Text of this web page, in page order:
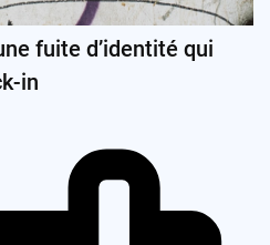
fuite d’identité qui
in